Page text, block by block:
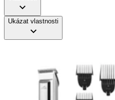
Ukázat vlastnosti